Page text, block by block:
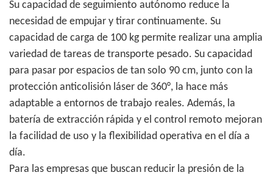
Su capacidad de seguimiento autónomo reduce la
necesidad de empujar y tirar continuamente. Su
capacidad de carga de 100 kg permite realizar una amplia
variedad de tareas de transporte pesado. Su capacidad
para pasar por espacios de tan solo 90 cm, junto con la
protección anticolisión láser de 360°, la hace más
adaptable a entornos de trabajo reales. Además, la
batería de extracción rápida y el control remoto mejoran
la facilidad de uso y la flexibilidad operativa en el día a
día.
Para las empresas que buscan reducir la presión de la